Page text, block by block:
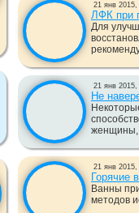
21 янв 2015,
ЛФК при
Для
21 янв 2015,
Не
женщины,
21 янв 2015,
Горячие
Ванны
методов